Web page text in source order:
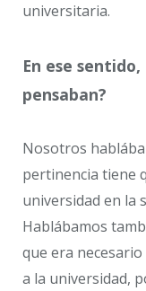
universitaria.
En ese
pensaban?
Nosotros
pertinencia tiene
universidad en la
Hablábamos
que era
a la universidad,